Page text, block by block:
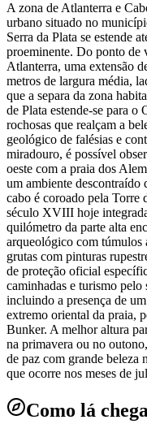
A zona de Atlanterra e
urbano situado no
Serra da Plata se estende
proeminente. Do ponto de
Atlanterra, uma extensão
metros de largura média,
que a separa da zona
de Plata estende-se para
rochosas que realçam a
geológico de falésias e
miradouro, é possível
oeste com a praia dos
um ambiente descontraído
cabo é coroado pela Torre
século XVIII hoje
quilómetro da parte alta
arqueológico com túmulos
grutas com pinturas
de proteção oficial
caminhadas e turismo
incluindo a presença de
extremo oriental da praia,
Bunker. A melhor altura
na primavera ou no
de paz com grande beleza
que ocorre nos meses de
Como lá